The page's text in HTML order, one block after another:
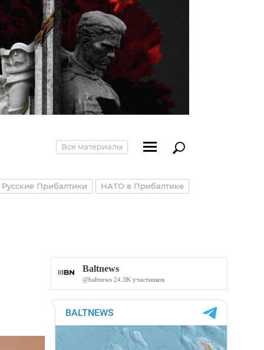
Все материалы
Русские Прибалтики НАТО в Прибалтике